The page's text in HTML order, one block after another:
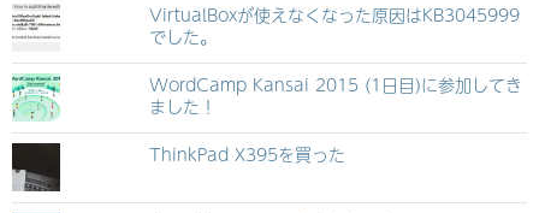
VirtualBoxが使えなくなった原因はKB3045999
でした。
WordCamp Kansai 2015 (1日目)に参加してき
ました！
ThinkPad X395を買った